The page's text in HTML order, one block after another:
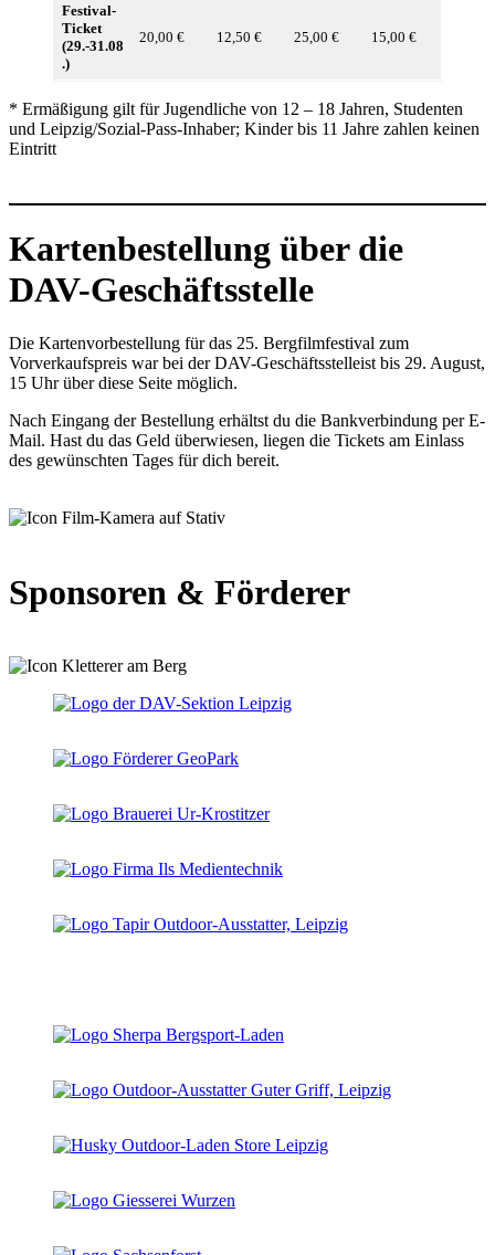
Festival-
Ticket
(29.-31.08
.)
20,00 € 12,50 € 25,00 € 15,00 €
* Ermäßigung gilt für Jugendliche von 12 – 18 Jahren, Studenten
und Leipzig/Sozial-Pass-Inhaber; Kinder bis 11 Jahre zahlen keinen
Eintritt
Kartenbestellung über die
DAV-Geschäftsstelle
Die Kartenvorbestellung für das 25. Bergfilmfestival zum
Vorverkaufspreis war bei der DAV-Geschäftsstelleist bis 29. August,
15 Uhr über diese Seite möglich.
Nach Eingang der Bestellung erhältst du die Bankverbindung per E-
Mail. Hast du das Geld überwiesen, liegen die Tickets am Einlass
des gewünschten Tages für dich bereit.
Sponsoren & Förderer